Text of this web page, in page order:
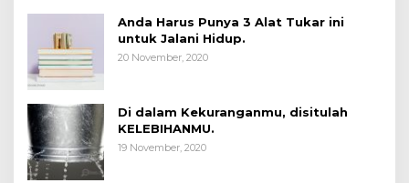
Anda Harus Punya 3 Alat Tukar ini
untuk Jalani Hidup.
20 November, 2020
Di dalam Kekuranganmu, disitulah
KELEBIHANMU.
19 November, 2020